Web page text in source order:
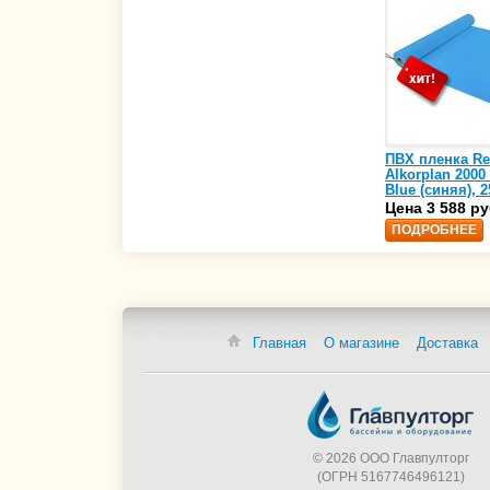
ПВХ пленка
Alkorplan 2000
Blue (синяя),
(35216203)
Цена 3 588
ПОДРОБНЕЕ
Главная О магазине Доставка
© 2026 ООО Главпулторг
(ОГРН 5167746496121)